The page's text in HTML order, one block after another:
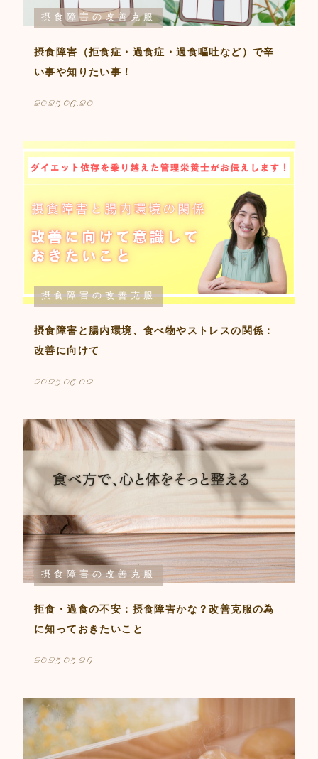
摂食障害の改善克服
摂食障害（拒食症・過食症・過食嘔吐など）で辛
い事や知りたい事！
2025.06.20
摂食障害の改善克服
摂食障害と腸内環境、食べ物やストレスの関係：
改善に向けて
2025.06.02
摂食障害の改善克服
拒食・過食の不安：摂食障害かな？改善克服の為
に知っておきたいこと
2025.05.29